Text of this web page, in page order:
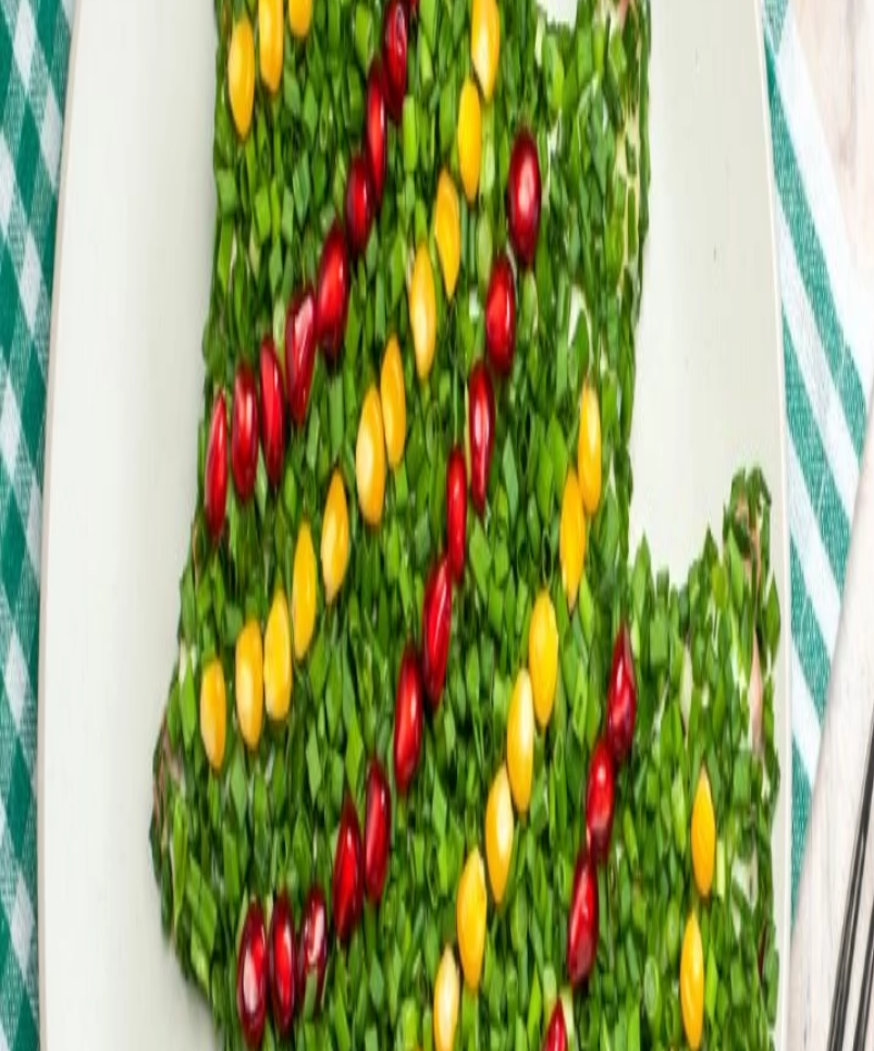
Cárnicos y alternativas plant-based
Estos países lideran el ranking por su gran oferta de restaurantes veganos en América Latina